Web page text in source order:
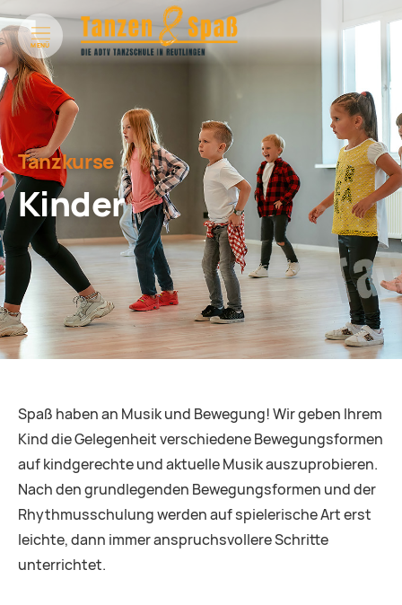
MENÜ
Tanzkurse
Kinder
Spaß haben an Musik und Bewegung! Wir geben Ihrem
Kind die Gelegenheit verschiedene Bewegungsformen
auf kindgerechte und aktuelle Musik auszuprobieren.
Nach den grundlegenden Bewegungsformen und der
Rhythmusschulung werden auf spielerische Art erst
leichte, dann immer anspruchsvollere Schritte
unterrichtet.